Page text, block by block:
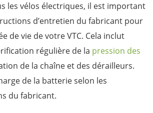
les vélos électriques, il est important
d’entretien du fabricant pour
de vie de votre VTC. Cela inclut
régulière de la pression des
de la chaîne et des dérailleurs.
de la batterie selon les
du fabricant.